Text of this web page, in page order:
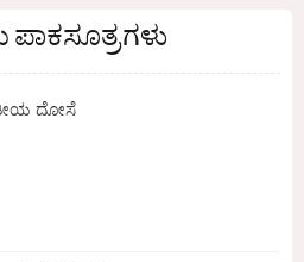
ದೋಸೆ